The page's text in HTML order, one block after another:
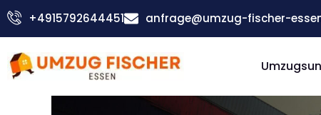
Zum
Inhalt
+4915792644451 anfrage@umzug-fischer-